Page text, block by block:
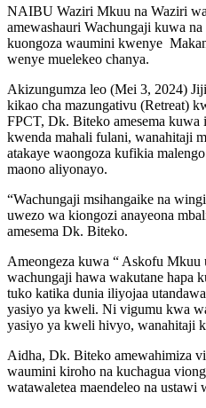
NAIBU Waziri Mkuu na Waziri
amewashauri Wachungaji kuwa
kuongoza waumini kwenye
wenye muelekeo chanya.
Akizungumza leo (Mei 3, 2024)
kikao cha mazungativu (Retreat)
FPCT, Dk. Biteko amesema
kwenda mahali fulani, wanahitaji
atakaye waongoza kufikia
maono aliyonayo.
“Wachungaji msihangaike na
uwezo wa kiongozi anayeona
amesema Dk. Biteko.
Ameongeza kuwa “ Askofu Mkuu
wachungaji hawa wakutane hapa
tuko katika dunia iliyojaa
yasiyo ya kweli. Ni vigumu kwa
yasiyo ya kweli hivyo, wanahitaji
Aidha, Dk. Biteko amewahimiza
waumini kiroho na kuchagua
watawaletea maendeleo na ustawi